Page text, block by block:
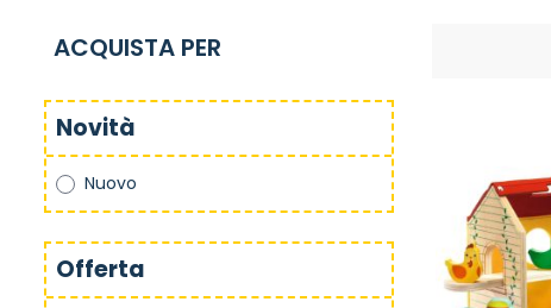
ACQUISTA PER
Novità
Nuovo
Offerta